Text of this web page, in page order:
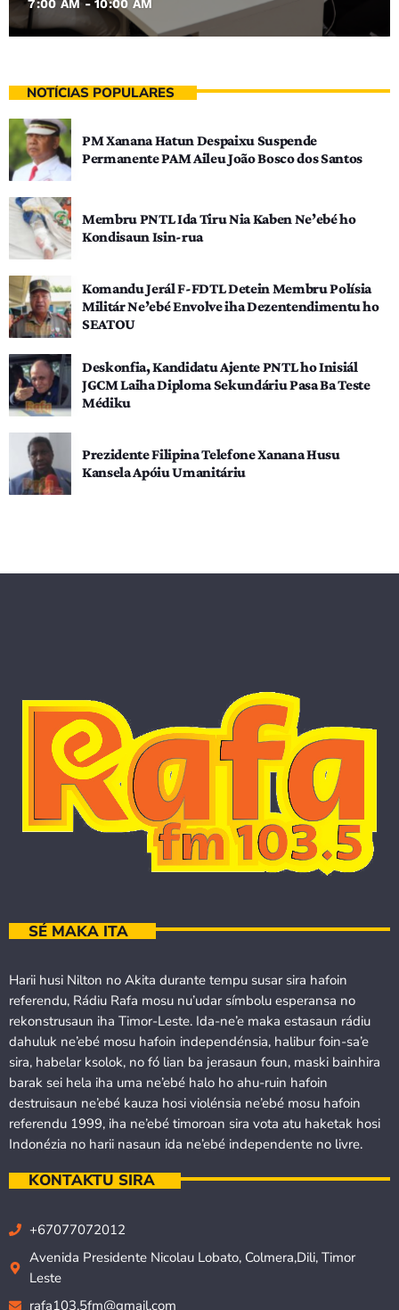
7:00 AM - 10:00 AM
NOTÍCIAS POPULARES
PM Xanana Hatun Despaixu Suspende
Permanente PAM Aileu João Bosco dos Santos
Membru PNTL Ida Tiru Nia Kaben Ne’ebé ho
Kondisaun Isin-rua
Komandu Jerál F-FDTL Detein Membru Polísia
Militár Ne’ebé Envolve iha Dezentendimentu ho
SEATOU
Deskonfia, Kandidatu Ajente PNTL ho Inisiál
JGCM Laiha Diploma Sekundáriu Pasa Ba Teste
Médiku
Prezidente Filipina Telefone Xanana Husu
Kansela Apóiu Umanitáriu
SÉ MAKA ITA
Harii husi Nilton no Akita durante tempu susar sira hafoin
referendu, Rádiu Rafa mosu nu’udar símbolu esperansa no
rekonstrusaun iha Timor-Leste. Ida-ne’e maka estasaun rádiu
dahuluk ne’ebé mosu hafoin independénsia, halibur foin-sa’e
sira, habelar ksolok, no fó lian ba jerasaun foun, maski bainhira
barak sei hela iha uma ne’ebé halo ho ahu-ruin hafoin
destruisaun ne’ebé kauza hosi violénsia ne’ebé mosu hafoin
referendu 1999, iha ne’ebé timoroan sira vota atu haketak hosi
Indonézia no harii nasaun ida ne’ebé independente no livre.
KONTAKTU SIRA
+67077072012
Avenida Presidente Nicolau Lobato, Colmera,Dili, Timor
Leste
rafa103.5fm@gmail.com